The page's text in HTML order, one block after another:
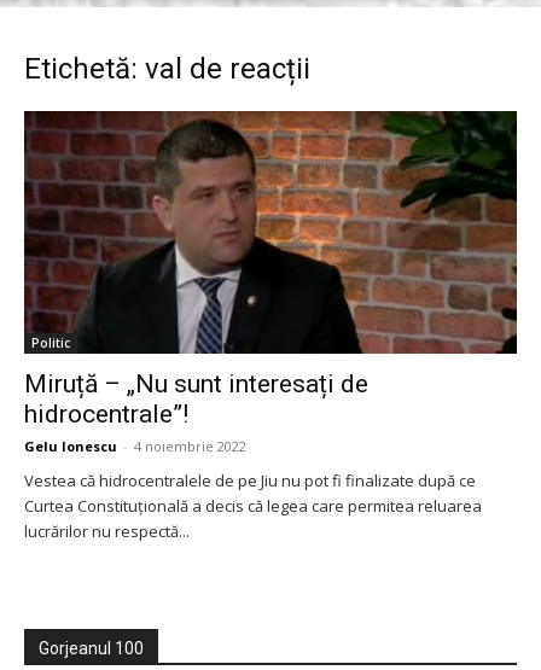
Etichetă: val de reacții
Politic
Miruță – „Nu sunt interesați de
hidrocentrale”!
Gelu Ionescu - 4 noiembrie 2022
Vestea că hidrocentralele de pe Jiu nu pot fi finalizate după ce
Curtea Constituțională a decis că legea care permitea reluarea
lucrărilor nu respectă...
Gorjeanul 100